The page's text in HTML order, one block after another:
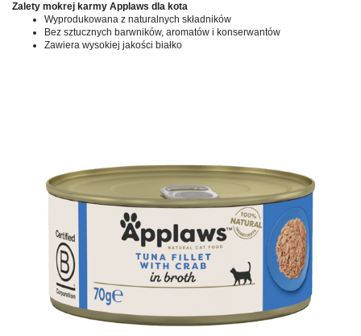
Zalety mokrej karmy Applaws dla kota
Wyprodukowana z naturalnych składników
Bez sztucznych barwników, aromatów i konserwantów
Zawiera wysokiej jakości białko